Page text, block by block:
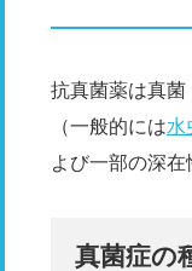
抗真菌薬は真
（一般的には水
よび一部の深在
真菌症の